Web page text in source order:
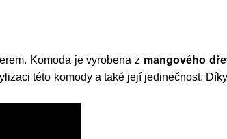
Komoda je vyrobena z mangového
této komody a také její jedinečnost.